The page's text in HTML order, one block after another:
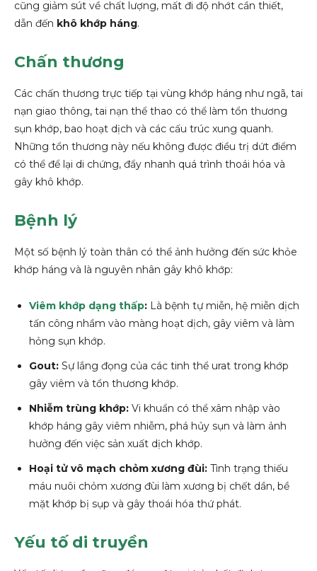
cũng giảm sút về chất lượng, mất đi độ nhớt cần thiết,
dẫn đến khô khớp háng.
Chấn thương
Các chấn thương trực tiếp tại vùng khớp háng như ngã, tai
nạn giao thông, tai nạn thể thao có thể làm tổn thương
sụn khớp, bao hoạt dịch và các cấu trúc xung quanh.
Những tổn thương này nếu không được điều trị dứt điểm
có thể để lại di chứng, đẩy nhanh quá trình thoái hóa và
gây khô khớp.
Bệnh lý
Một số bệnh lý toàn thân có thể ảnh hưởng đến sức khỏe
khớp háng và là nguyên nhân gây khô khớp:
Viêm khớp dạng thấp: Là bệnh tự miễn, hệ miễn dịch
tấn công nhầm vào màng hoạt dịch, gây viêm và làm
hỏng sụn khớp.
Gout: Sự lắng đọng của các tinh thể urat trong khớp
gây viêm và tổn thương khớp.
Nhiễm trùng khớp: Vi khuẩn có thể xâm nhập vào
khớp háng gây viêm nhiễm, phá hủy sụn và làm ảnh
hưởng đến việc sản xuất dịch khớp.
Hoại tử vô mạch chỏm xương đùi: Tình trạng thiếu
máu nuôi chỏm xương đùi làm xương bị chết dần, bề
mặt khớp bị sụp và gây thoái hóa thứ phát.
Yếu tố di truyền